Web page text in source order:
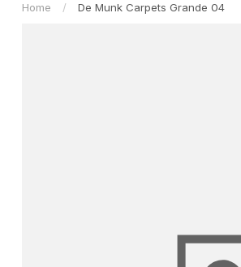
Home / De Munk Carpets Grande 04